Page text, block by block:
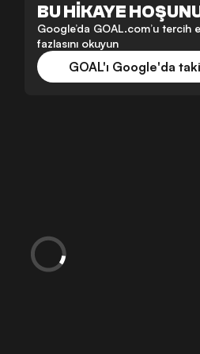
BU HİKAYE
Google’da GOAL.com’u tercih
fazlasını okuyun
GOAL'ı Google'da